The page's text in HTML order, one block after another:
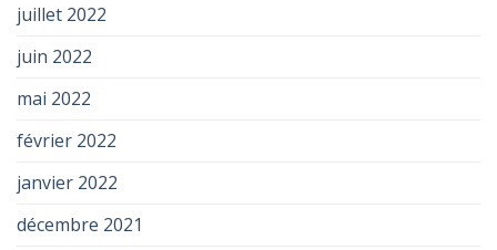
juillet 2022
juin 2022
mai 2022
février 2022
janvier 2022
décembre 2021